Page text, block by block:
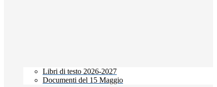
Libri di testo 2026-2027
Documenti del 15 Maggio